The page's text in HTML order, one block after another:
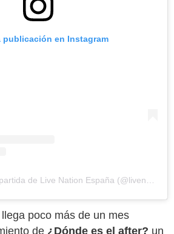
publicación en Instagram
poco más de un mes
de ¿Dónde es el after? un